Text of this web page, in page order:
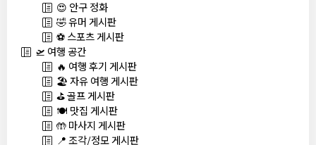
😍 안구 정화
🤣 유머 게시판
⚽ 스포츠 게시판
🛫 여행 공간
🔥 여행 후기 게시판
🏖️ 자유 여행 게시판
⛳ 골프 게시판
🍽️ 맛집 게시판
🤲 마사지 게시판
📍 조각/정모 게시판